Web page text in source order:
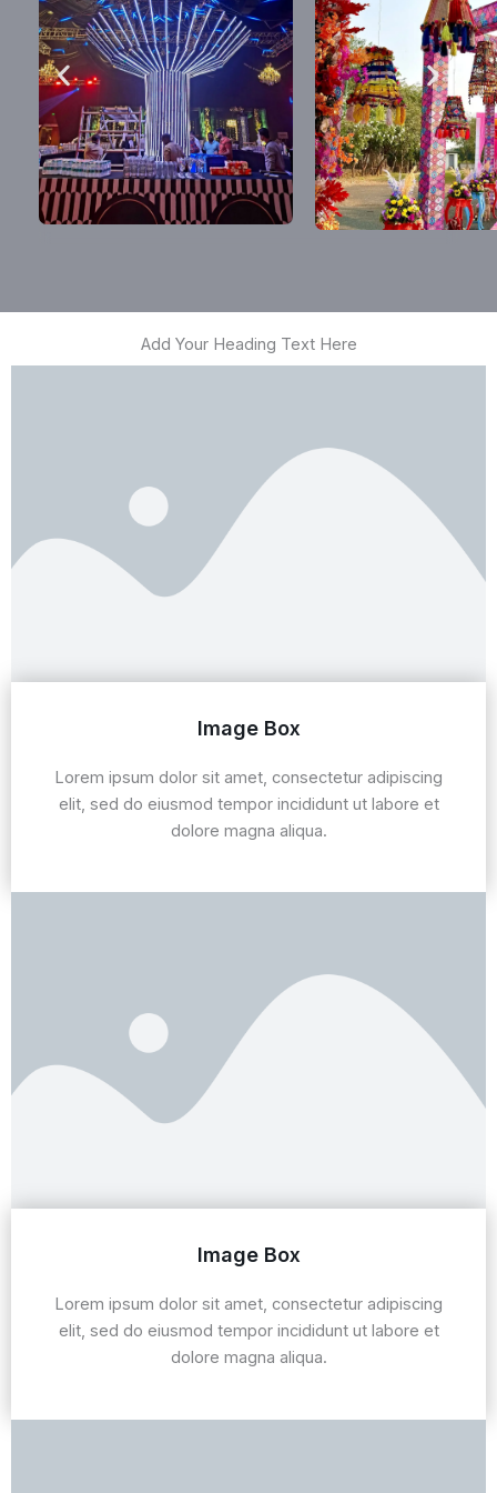
Add Your Heading Text Here
Image Box
Lorem ipsum dolor sit amet, consectetur adipiscing
elit, sed do eiusmod tempor incididunt ut labore et
dolore magna aliqua.
Image Box
Lorem ipsum dolor sit amet, consectetur adipiscing
elit, sed do eiusmod tempor incididunt ut labore et
dolore magna aliqua.